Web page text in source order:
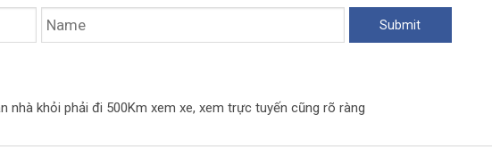
nhà khỏi phải đi 500Km xem xe, xem trực tuyến cũng rõ ràng